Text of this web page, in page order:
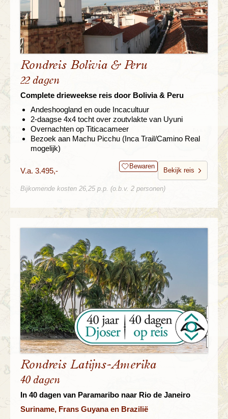
Rondreis Bolivia & Peru
22 dagen
Complete drieweekse reis door Bolivia & Peru
Andeshoogland en oude Incacultuur
2-daagse 4x4 tocht over zoutvlakte van Uyuni
Overnachten op Titicacameer
Bezoek aan Machu Picchu (Inca Trail/Camino Real
mogelijk)
V.a. 3.495,- Bewaren
Bekijk reis
Bijkomende kosten 26,25 p.p. (o.b.v. 2 personen)
Rondreis Latijns-Amerika
40 dagen
In 40 dagen van Paramaribo naar Rio de Janeiro
Suriname, Frans Guyana en Brazilië